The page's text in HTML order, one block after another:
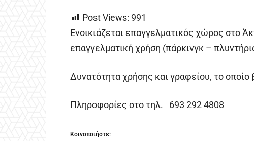
Post Views: 991
Ενοικιάζεται επαγγελματικός χώρος στο
επαγγελματική χρήση (πάρκινγκ –
Δυνατότητα χρήσης και γραφείου, το οποίο
Πληροφορίες στο τηλ. 693 292 4808
Κοινοποιήστε: